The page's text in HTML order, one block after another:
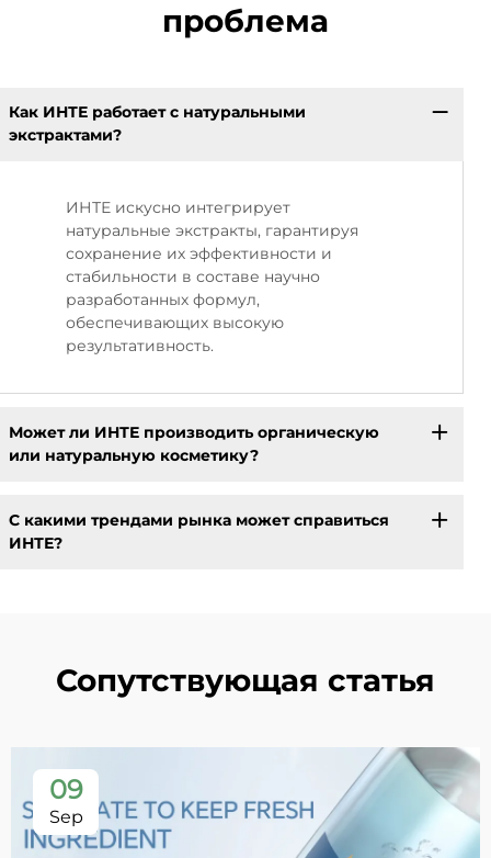
проблема
Как ИНТЕ работает с натуральными
экстрактами?
ИНТЕ искусно интегрирует
натуральные экстракты, гарантируя
сохранение их эффективности и
стабильности в составе научно
разработанных формул,
обеспечивающих высокую
результативность.
Может ли ИНТЕ производить органическую
или натуральную косметику?
С какими трендами рынка может справиться
ИНТЕ?
Сопутствующая статья
09
Sep